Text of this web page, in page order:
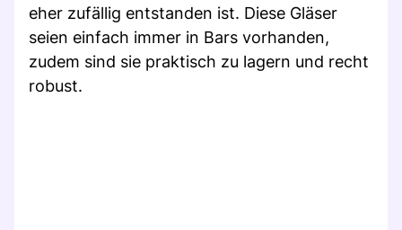
eher zufällig entstanden ist. Diese Gläser
seien einfach immer in Bars vorhanden,
zudem sind sie praktisch zu lagern und recht
robust.